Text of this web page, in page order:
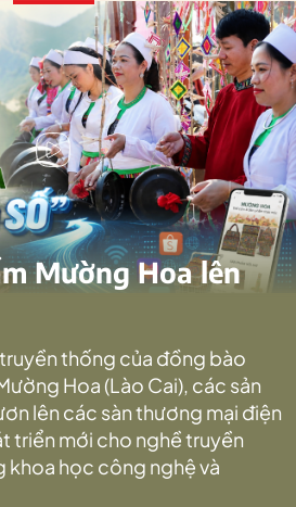
Mường Hoa lên
thống của đồng bào
Hoa (Lào Cai), các sản
lên các sàn thương mại điện
triển mới cho nghề truyền
khoa học công nghệ và